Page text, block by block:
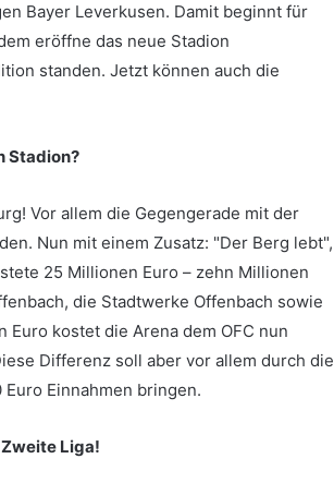
Bayer Leverkusen. Damit beginnt für
eröffne das neue Stadion
standen. Jetzt können auch die
Stadion?
Vor allem die Gegengerade mit der
Nun mit einem Zusatz: "Der Berg lebt",
25 Millionen Euro – zehn Millionen
die Stadtwerke Offenbach sowie
kostet die Arena dem OFC nun
Differenz soll aber vor allem durch die
Einnahmen bringen.
Liga!